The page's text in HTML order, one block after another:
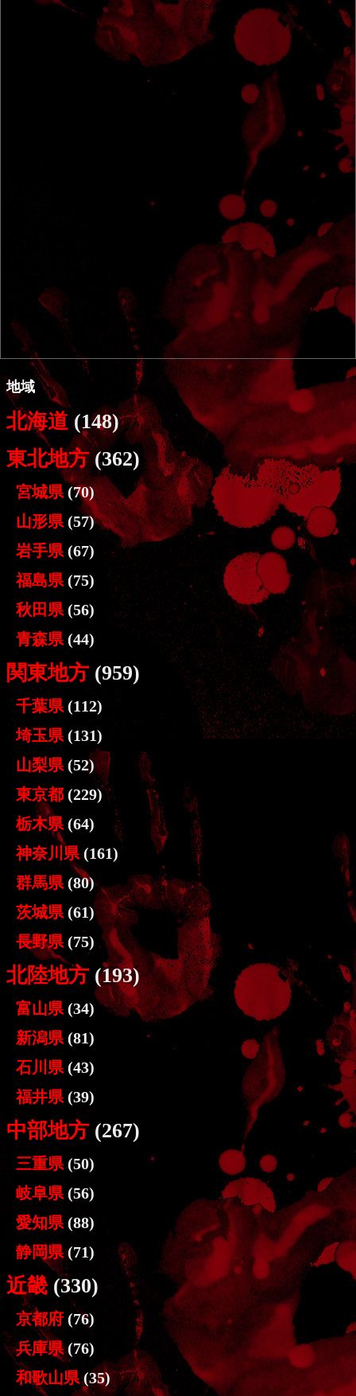
地域
北海道(148)
東北地方(362)
宮城県 (70)
山形県 (57)
岩手県 (67)
福島県 (75)
秋田県 (56)
青森県 (44)
関東地方 (959)
千葉県 (112)
埼玉県 (131)
山梨県 (52)
東京都(229)
栃木県 (64)
神奈川県 (161)
群馬県 (80)
茨城県 (61)
長野県 (75)
北陸地方 (193)
富山県 (34)
新潟県 (81)
石川県 (43)
福井県 (39)
中部地方 (267)
三重県 (50)
岐阜県 (56)
愛知県 (88)
静岡県(71)
近畿 (330)
京都府 (76)
兵庫県(76)
和歌山県(35)